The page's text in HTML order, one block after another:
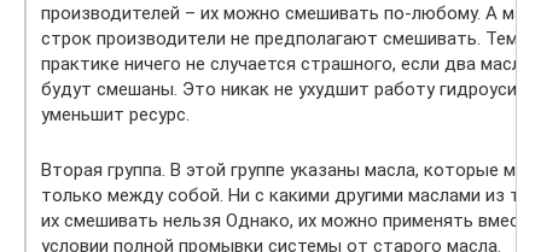
производителей – их можно смешивать по-любому. А
строк производители не предполагают смешивать. Тем
практике ничего не случается страшного, если два масла
будут смешаны. Это никак не ухудшит работу
уменьшит ресурс.
Вторая группа. В этой группе указаны масла, которые
только между собой. Ни с какими другими маслами из
их смешивать нельзя Однако, их можно применять
условии полной промывки системы от старого масла.